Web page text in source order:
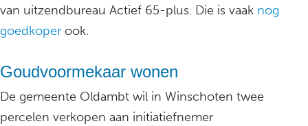
van uitzendbureau Actief 65-plus. Die is vaak nog
goedkoper ook.
Goudvoormekaar wonen
De gemeente Oldambt wil in Winschoten twee
percelen verkopen aan initiatiefnemer